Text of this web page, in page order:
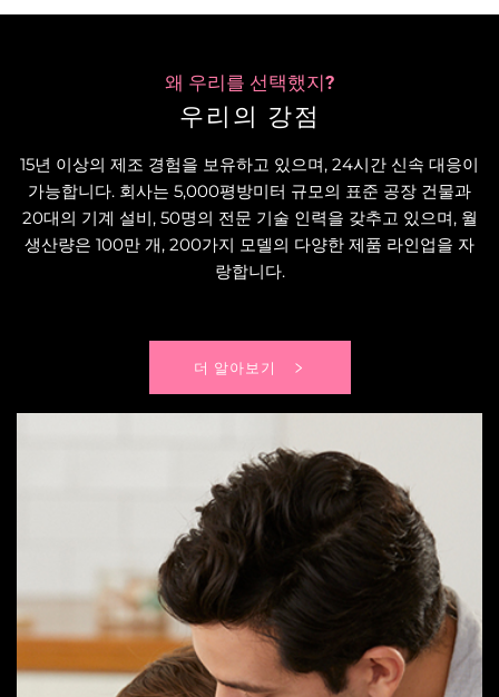
왜 우리를 선택했지?
우리의 강점
15년 이상의 제조 경험을 보유하고 있으며, 24시간 신속 대응이
가능합니다. 회사는 5,000평방미터 규모의 표준 공장 건물과
20대의 기계 설비, 50명의 전문 기술 인력을 갖추고 있으며, 월
생산량은 100만 개, 200가지 모델의 다양한 제품 라인업을 자
랑합니다.
더 알아보기